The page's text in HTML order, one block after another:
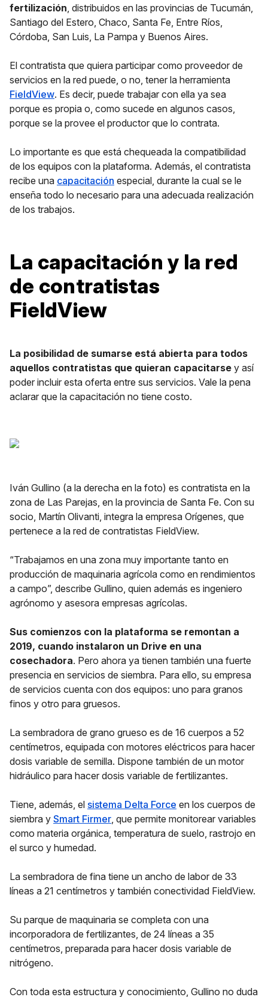
fertilización, distribuidos en las provincias de Tucumán,
Santiago del Estero, Chaco, Santa Fe, Entre Ríos,
Córdoba, San Luis, La Pampa y Buenos Aires.
El contratista que quiera participar como proveedor de
servicios en la red puede, o no, tener la herramienta
FieldView. Es decir, puede trabajar con ella ya sea
porque es propia o, como sucede en algunos casos,
porque se la provee el productor que lo contrata.
Lo importante es que está chequeada la compatibilidad
de los equipos con la plataforma. Además, el contratista
recibe una capacitación especial, durante la cual se le
enseña todo lo necesario para una adecuada realización
de los trabajos.
La capacitación y la red
de contratistas
FieldView
La posibilidad de sumarse está abierta para todos
aquellos contratistas que quieran capacitarse y así
poder incluir esta oferta entre sus servicios. Vale la pena
aclarar que la capacitación no tiene costo.
Iván Gullino (a la derecha en la foto) es contratista en la
zona de Las Parejas, en la provincia de Santa Fe. Con su
socio, Martín Olivanti, integra la empresa Orígenes, que
pertenece a la red de contratistas FieldView.
“Trabajamos en una zona muy importante tanto en
producción de maquinaria agrícola como en rendimientos
a campo”, describe Gullino, quien además es ingeniero
agrónomo y asesora empresas agrícolas.
Sus comienzos con la plataforma se remontan a
2019, cuando instalaron un Drive en una
cosechadora. Pero ahora ya tienen también una fuerte
presencia en servicios de siembra. Para ello, su empresa
de servicios cuenta con dos equipos: uno para granos
finos y otro para gruesos.
La sembradora de grano grueso es de 16 cuerpos a 52
centímetros, equipada con motores eléctricos para hacer
dosis variable de semilla. Dispone también de un motor
hidráulico para hacer dosis variable de fertilizantes.
Tiene, además, el sistema Delta Force en los cuerpos de
siembra y Smart Firmer, que permite monitorear variables
como materia orgánica, temperatura de suelo, rastrojo en
el surco y humedad.
La sembradora de fina tiene un ancho de labor de 33
líneas a 21 centímetros y también conectividad FieldView.
Su parque de maquinaria se completa con una
incorporadora de fertilizantes, de 24 líneas a 35
centímetros, preparada para hacer dosis variable de
nitrógeno.
Con toda esta estructura y conocimiento, Gullino no duda